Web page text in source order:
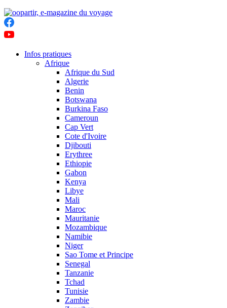
Infos pratiques
Afrique
Afrique du Sud
Algerie
Benin
Botswana
Burkina Faso
Cameroun
Cap Vert
Cote d'Ivoire
Djibouti
Erythree
Ethiopie
Gabon
Kenya
Libye
Mali
Maroc
Mauritanie
Mozambique
Namibie
Niger
Sao Tome et Principe
Senegal
Tanzanie
Tchad
Tunisie
Zambie